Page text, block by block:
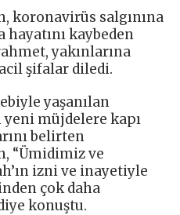
koronavirüs salgınına
kaybeden
yakınlarına
acil şifalar diledi.
yaşanılan
müjdelere kapı
belirten
“Ümidimiz ve
izni ve inayetiyle
çok daha
konuştu.